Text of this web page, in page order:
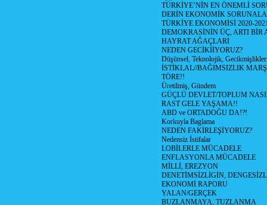
TÜRKİYE’NİN EN ÖNEMLİ
DERİN EKONOMİK
TÜRKİYE EKONOMİSİ 2020-
DEMOKRASİNİN ÜÇ, ARTI BİR
HAYRAT AĞAÇLARI
NEDEN GECİKİİYORUZ?
Düşünsel, Teknolojik,
İSTİKLAL//BAĞIMSIZLIK
TÖRE!!
Üretilmiş, Gündem
GÜÇLÜ DEVLET/TOPLUM
RAST GELE YAŞAMA!!
ABD ve ORTADOĞU DA!?!
Korkuyla Baglama
NEDEN FAKİRLEŞİYORUZ?
Nedensiz İstifalar
LOBİLERLE MÜCADELE
ENFLASYONLA MÜCADELE
MİLLİ, EREZYON
DENETİMSİZLİGİN,
EKONOMİ RAPORU
YALAN/GERÇEK
BUZLANMAYA, TUZLANMA